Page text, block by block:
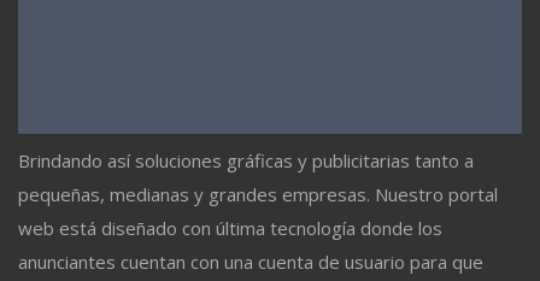
Brindando así soluciones gráficas y publicitarias tanto a
pequeñas, medianas y grandes empresas. Nuestro portal
web está diseñado con última tecnología donde los
anunciantes cuentan con una cuenta de usuario para que